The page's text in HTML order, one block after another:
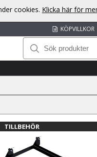
KÖPVILLKOR
TILLBEHÖR
cookies. Klicka här för